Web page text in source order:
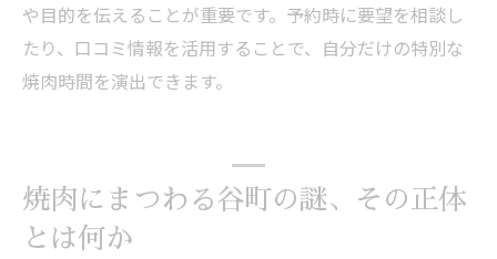
や目的を伝えることが重要です。予約時に要望を相談し
たり、口コミ情報を活用することで、自分だけの特別な
焼肉時間を演出できます。
焼肉にまつわる谷町の謎、その正体
とは何か